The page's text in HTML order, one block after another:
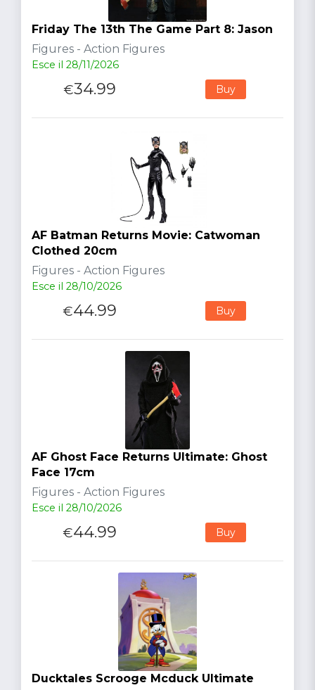
Friday The 13th The Game Part 8: Jason
Figures - Action Figures
Esce il 28/11/2026
€34.99 Buy
AF Batman Returns Movie: Catwoman
Clothed 20cm
Figures - Action Figures
Esce il 28/10/2026
€44.99 Buy
AF Ghost Face Returns Ultimate: Ghost
Face 17cm
Figures - Action Figures
Esce il 28/10/2026
€44.99 Buy
Ducktales Scrooge Mcduck Ultimate